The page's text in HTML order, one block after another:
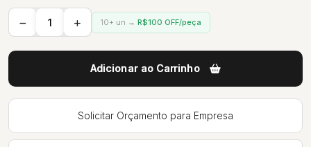
10+ un → R$100 OFF/peça
Adicionar ao Carrinho
Solicitar Orçamento para Empresa